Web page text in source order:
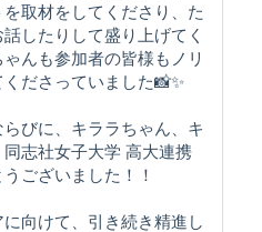
取材をしてくださり、た
したりして盛り上げてく
んも参加者の皆様もノリ
ださっていました📸✨
びに、キララちゃん、キ
志社女子大学 高大連携
ございました！！
向けて、引き続き精進し